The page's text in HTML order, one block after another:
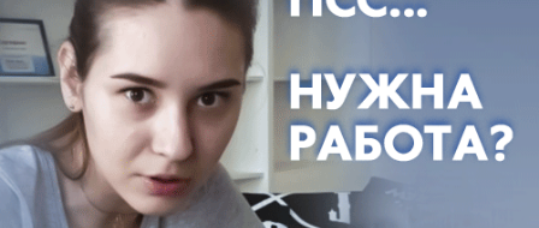
Либо предлагают обмен